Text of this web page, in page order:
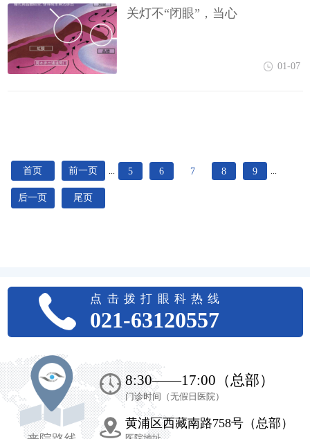
关灯不“闭眼”，当心
01-07
首页 前一页 ... 5 6 7 8 9 ...
后一页 尾页
点击拨打眼科热线
021-63120557
8:30——17:00（总部）
门诊时间（无假日医院）
黄浦区西藏南路758号（总部）